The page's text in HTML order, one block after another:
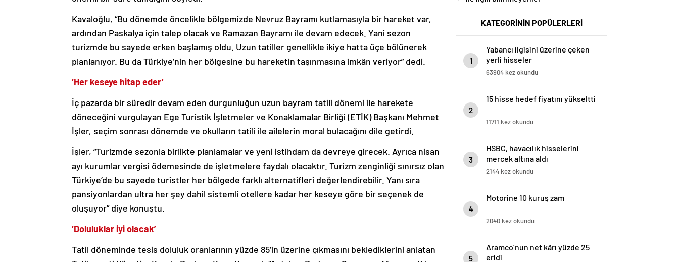
Kavaloğlu, “Bu dönemde öncelikle bölgemizde Nevruz Bayramı kutlamasıyla bir hareket var,
ardından Paskalya için talep olacak ve Ramazan Bayramı ile devam edecek. Yani sezon
turizmde bu sayede erken başlamış oldu. Uzun tatiller genellikle ikiye hatta üçe bölünerek
planlanıyor. Bu da Türkiye’nin her bölgesine bu hareketin taşınmasına imkân veriyor” dedi.
‘Her keseye hitap eder’
İç pazarda bir süredir devam eden durgunluğun uzun bayram tatili dönemi ile harekete
döneceğini vurgulayan Ege Turistik İşletmeler ve Konaklamalar Birliği (ETİK) Başkanı Mehmet
İşler, seçim sonrası dönemde ve okulların tatili ile ailelerin moral bulacağını dile getirdi.
İşler, “Turizmde sezonla birlikte planlamalar ve yeni istihdam da devreye girecek. Ayrıca nisan
ayı kurumlar vergisi ödemesinde de işletmelere faydalı olacaktır. Turizm zenginliği sınırsız olan
Türkiye’de bu sayede turistler her bölgede farklı alternatifleri değerlendirebilir. Yanı sıra
pansiyonlardan ultra her şey dahil sistemli otellere kadar her keseye göre bir seçenek de
oluşuyor” diye konuştu.
‘Doluluklar iyi olacak’
Tatil döneminde tesis doluluk oranlarının yüzde 85’in üzerine çıkmasını beklediklerini anlatan
KATEGORİNİN POPÜLERLERİ
1
Yabancı ilgisini üzerine çeken
yerli hisseler
63904 kez okundu
2
15 hisse hedef fiyatını yükseltti
11711 kez okundu
3
HSBC, havacılık hisselerini
mercek altına aldı
2144 kez okundu
4
Motorine 10 kuruş zam
2040 kez okundu
5
Aramco’nun net kârı yüzde 25
eridi